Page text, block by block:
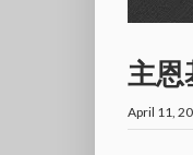
主恩
April 11,